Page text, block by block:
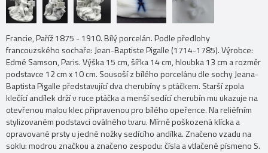
Francie, Paříž 1875 - 1910. Bílý porcelán. Podle předlohy
francouzského sochaře: Jean-Baptiste Pigalle (1714-1785). Výrobce:
Edmé Samson, Paris. Výška 15 cm, šířka 14 cm, hloubka 13 cm a rozměr
podstavce 12 cm x 10 cm. Sousoší z bílého porcelánu dle sochy Jeana-
Baptista Pigalle představující dva cherubíny s ptáčkem. Starší zpola
klečící andílek drží v ruce ptáčka a menší sedící cherubín mu ukazuje na
otevřenou malou klec připravenou pro bílého opeřence. Na reliéfním
stylizovaném podstavci oválného tvaru. Mírně poškozená klícka a
opravované prsty u jedné nožky sedícího andílka. Značeno vzadu na
soklu: modrou značkou a značeno zespodu: čísla a vtlačené písmeno S.